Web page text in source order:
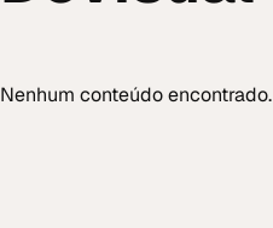
Nenhum conteúdo encontrado.